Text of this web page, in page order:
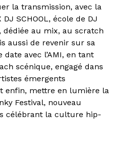
la transmission, avec la
DJ SCHOOL, école de DJ
dédiée au mix, au scratch
aussi de revenir sur sa
avec l’AMI, en tant
scénique, engagé dans
émergents
enfin, mettre en lumière la
Festival, nouveau
célébrant la culture hip-